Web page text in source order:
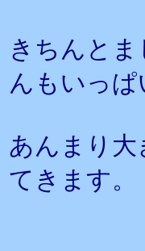
きちんと
んもいっぱ
あんまり
てきます。